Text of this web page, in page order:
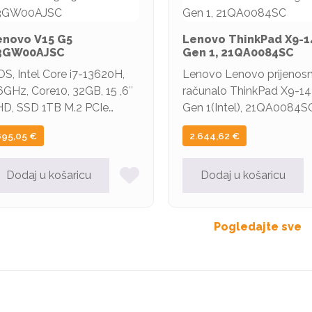
V15 G5
Intel Core i7-13620H,
Core10, 32GB, 15 ,6″
SSD 1TB M.2 PCIe
Integrated Intel UHD
€
Dodaj u košaricu
Lenovo ThinkPad X9-
Gen 1, 21QA0084SC
Lenovo Lenovo
računalo ThinkPad X9-14
Gen 1(Intel),
2.644,62 €
Dodaj u košaricu
Pogledajte sve